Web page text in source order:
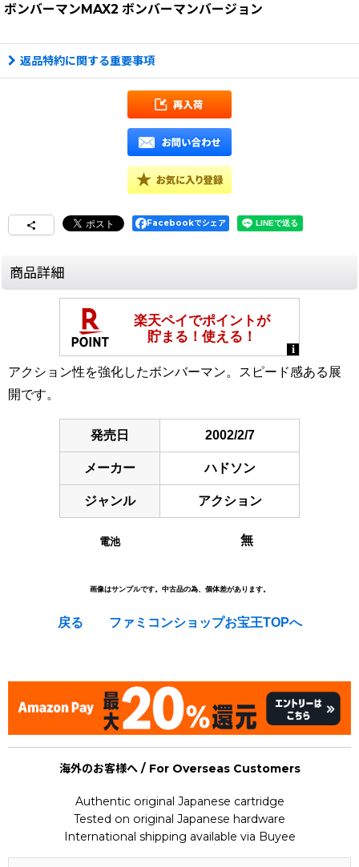
ボンバーマンMAX2 ボンバーマンバージョン
返品特約に関する重要事項
Facebookでシェア
商品詳細
アクション性を強化したボンバーマン。スピード感ある展
開です。
発売日 2002/2/7
メーカー ハドソン
ジャンル アクション
電池 無
画像はサンプルです。中古品の為、個体差があります。
戻る ファミコンショップお宝王TOPへ
海外のお客様へ / For Overseas Customers
Authentic original Japanese cartridge
Tested on original Japanese hardware
International shipping available via Buyee